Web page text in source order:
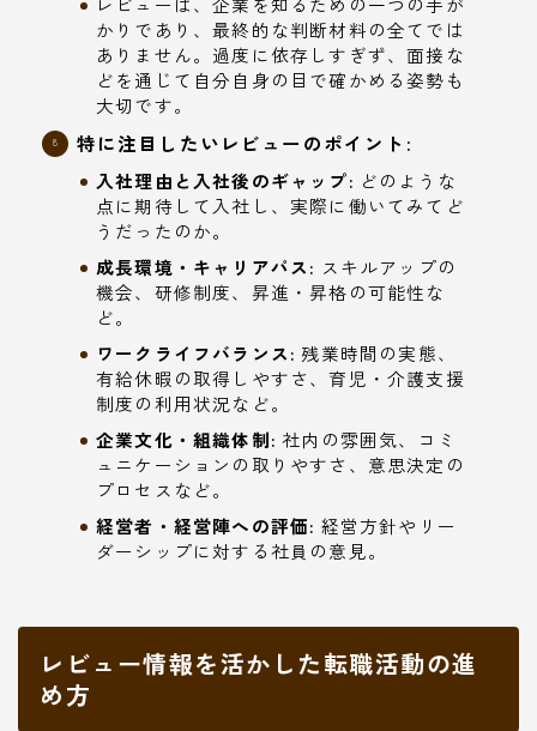
かりであり、最終的な判断材料の全てでは
ありません。過度に依存しすぎず、面接な
どを通じて自分自身の目で確かめる姿勢も
大切です。
特に注目したいレビューのポイント:
入社理由と入社後のギャップ: どのような
点に期待して入社し、実際に働いてみてど
うだったのか。
成長環境・キャリアパス: スキルアップの
機会、研修制度、昇進・昇格の可能性な
ど。
ワークライフバランス: 残業時間の実態、
有給休暇の取得しやすさ、育児・介護支援
制度の利用状況など。
企業文化・組織体制: 社内の雰囲気、コミ
ュニケーションの取りやすさ、意思決定の
プロセスなど。
経営者・経営陣への評価: 経営方針やリー
ダーシップに対する社員の意見。
レビュー情報を活かした転職活動の進
め方